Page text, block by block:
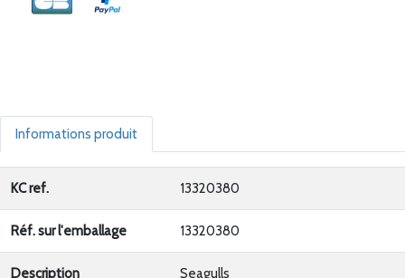
Informations produit
KC ref. 13320380
Réf. sur l'emballage 13320380
Description Seagulls